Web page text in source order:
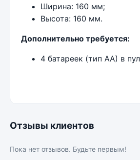
Ширина: 160 мм;
Высота: 160 мм.
Дополнительно требуется:
4 батареек (тип АА) в
Отзывы клиентов
Пока нет отзывов. Будьте первым!